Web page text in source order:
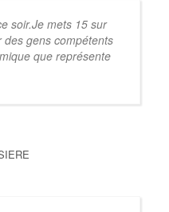
soir.Je mets 15 sur
gens compétents
que représente